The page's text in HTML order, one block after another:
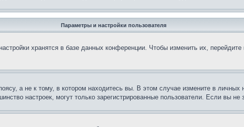
Параметры и настройки пользователя
хранятся в базе данных конференции. Чтобы изменить их,
а не к тому, в котором находитесь вы. В этом случае измените в личных
настроек, могут только зарегистрированные пользователи. Если вы